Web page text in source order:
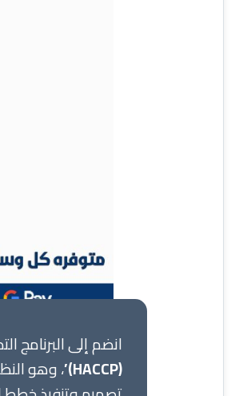
انضم إلى البرنامج
(HACCP)’
، وهو